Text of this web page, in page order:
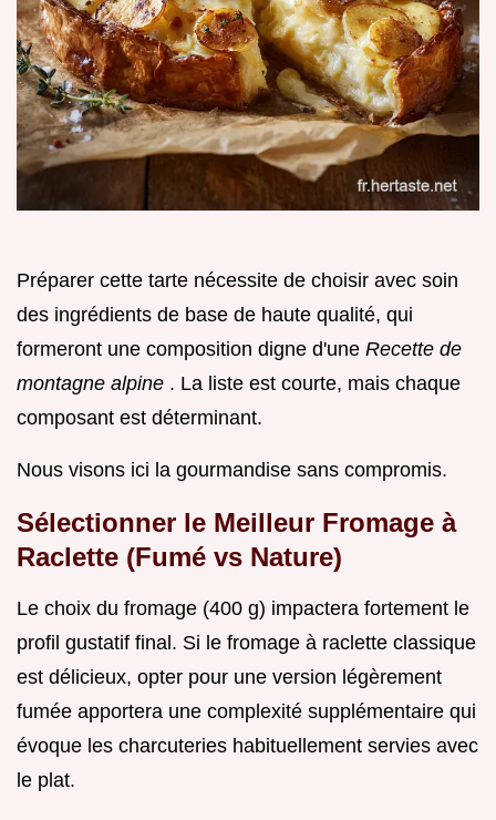
Préparer cette tarte nécessite de choisir avec soin
des ingrédients de base de haute qualité, qui
formeront une composition digne d'une Recette de
montagne alpine . La liste est courte, mais chaque
composant est déterminant.
Nous visons ici la gourmandise sans compromis.
Sélectionner le Meilleur Fromage à
Raclette (Fumé vs Nature)
Le choix du fromage (400 g) impactera fortement le
profil gustatif final. Si le fromage à raclette classique
est délicieux, opter pour une version légèrement
fumée apportera une complexité supplémentaire qui
évoque les charcuteries habituellement servies avec
le plat.